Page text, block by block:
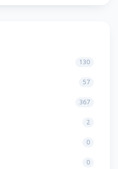
130
57
367
2
0
0